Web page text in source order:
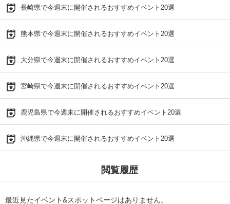
長崎県で今週末に開催されるおすすめイベント20選
熊本県で今週末に開催されるおすすめイベント20選
大分県で今週末に開催されるおすすめイベント20選
宮崎県で今週末に開催されるおすすめイベント20選
鹿児島県で今週末に開催されるおすすめイベント20選
沖縄県で今週末に開催されるおすすめイベント20選
閲覧履歴
最近見たイベント&スポットページはありません。